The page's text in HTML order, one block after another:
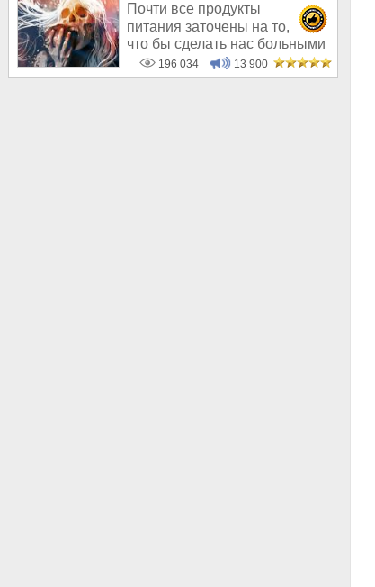
Почти все продукты
питания заточены на то,
что бы сделать нас больными
и бесплодным
196 034 13 900